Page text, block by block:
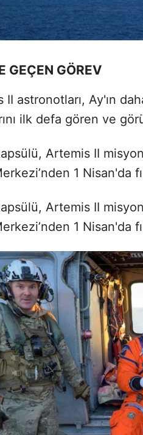
GEÇEN GÖREV
II astronotları, Ay'ın
ilk defa gören ve
Artemis II
1 Nisan'da
Artemis II
1 Nisan'da